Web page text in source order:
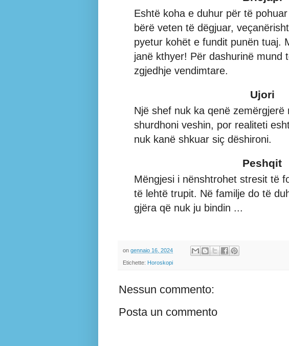
Eshtë koha e duhur për të
bërë veten të dëgjuar,
pyetur kohët e fundit punën tuaj.
janë kthyer! Për dashurinë mund
zgjedhje vendimtare.
Ujori
Një shef nuk ka qenë zemërgjerë
shurdhoni veshin, por realiteti
nuk kanë shkuar siç dëshironi.
Peshqit
Mëngjesi i nënshtrohet stresit të
të lehtë trupit. Në familje do të
gjëra që nuk ju bindin ...
on gennaio 16, 2024
Etichette: Horoskopi
Nessun commento:
Posta un commento